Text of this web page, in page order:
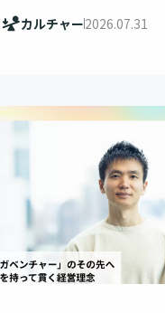
カルチャー2026.07.31